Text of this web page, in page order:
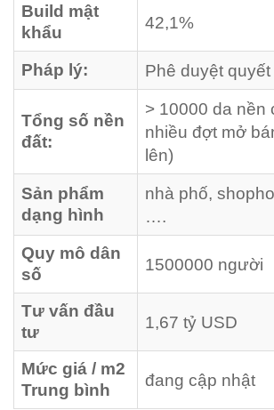
Build mật
khẩu
42,1%
Pháp lý: Phê duyệt
Tổng số nền
đất:
> 10000 da nền
nhiều đợt mở
lên)
Sản phẩm
dạng hình
nhà phố,
….
Quy mô dân
số
1500000 người
Tư vấn đầu
tư
1,67 tỷ USD
Mức giá / m2
Trung bình
đang cập nhật